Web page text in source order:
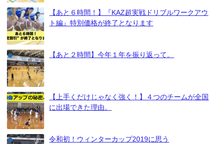
【あと６時間！】『KAZ超実戦ドリブルワークアウ
ト編』特別価格が終了となります
【あと２時間】今年１年を振り返って。
【上手くだけじゃなく強く！】４つのチームが全国
に出場できた理由。
令和初！ウィンターカップ2019に思う